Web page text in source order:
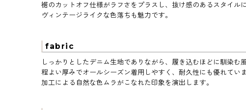
裾のカットオフ仕様がラフさをプラスし、抜け感のあるスタイル
ヴィンテージライクな色落ちも魅力です。
fabric
しっかりとしたデニム生地でありながら、履き込むほどに馴染む風
程よい厚みでオールシーズン着用しやすく、耐久性にも優れていま
加工による自然な色ムラがこなれた印象を演出します。